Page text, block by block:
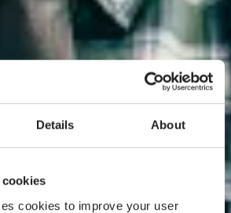
Details About
cookies to improve your user